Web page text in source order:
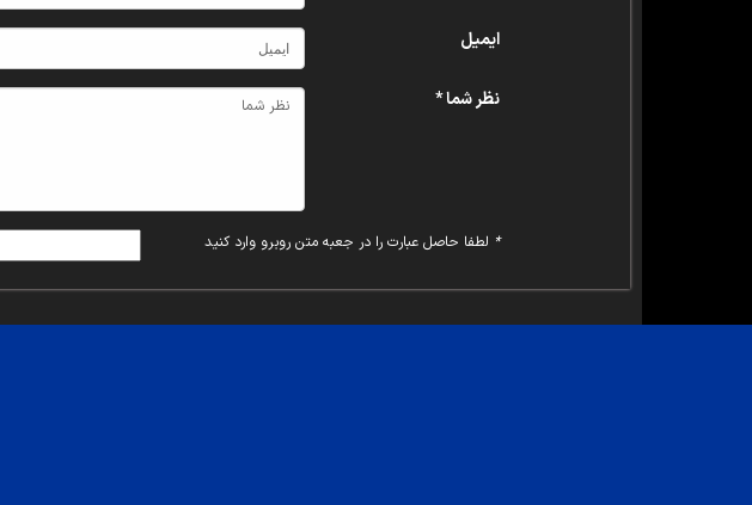
ایمیل
نظر شما *
* لطفا حاصل عبارت را در جعبه متن روبرو وارد کنید